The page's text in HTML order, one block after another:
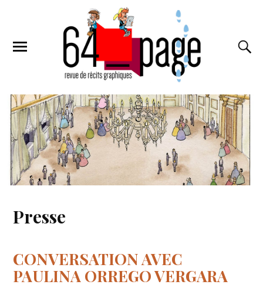
Presse
CONVERSATION AVEC
PAULINA ORREGO VERGARA